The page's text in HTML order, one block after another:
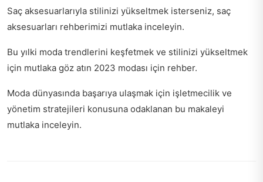
Saç aksesuarlarıyla stilinizi yükseltmek isterseniz, saç
aksesuarları rehberimizi mutlaka inceleyin.
Bu yılki moda trendlerini keşfetmek ve stilinizi yükseltmek
için mutlaka göz atın 2023 modası için rehber.
Moda dünyasında başarıya ulaşmak için işletmecilik ve
yönetim stratejileri konusuna odaklanan bu makaleyi
mutlaka inceleyin.